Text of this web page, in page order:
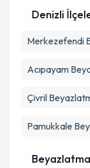
Kişisel
Metni
Denizli
Merkezefendi
Acıpayam
Çivril
Pamukkale